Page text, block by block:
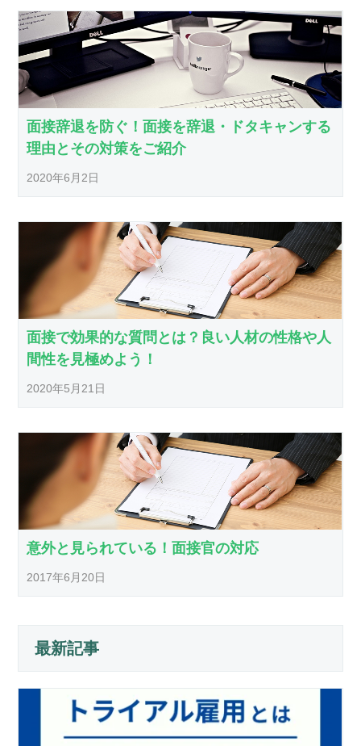
面接辞退を防ぐ！面接を辞退・ドタキャンする
理由とその対策をご紹介
2020年6月2日
面接で効果的な質問とは？良い人材の性格や人
間性を見極めよう！
2020年5月21日
意外と見られている！面接官の対応
2017年6月20日
最新記事